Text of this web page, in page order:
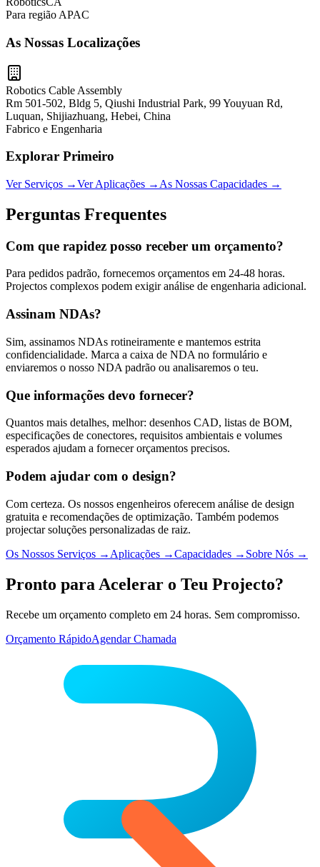
Para região APAC
As Nossas Localizações
Robotics Cable Assembly
Rm 501-502, Bldg 5, Qiushi Industrial Park, 99 Youyuan Rd,
Luquan, Shijiazhuang, Hebei, China
Fabrico e Engenharia
Explorar Primeiro
Ver Serviços →Ver Aplicações → As Nossas Capacidades →
Perguntas Frequentes
Com que rapidez posso receber um orçamento?
Para pedidos padrão, fornecemos orçamentos em 24-48 horas.
Projectos complexos podem exigir análise de engenharia adicional.
Assinam NDAs?
Sim, assinamos NDAs rotineiramente e mantemos estrita
confidencialidade. Marca a caixa de NDA no formulário e
enviaremos o nosso NDA padrão ou analisaremos o teu.
Que informações devo fornecer?
Quantos mais detalhes, melhor: desenhos CAD, listas de BOM,
especificações de conectores, requisitos ambientais e volumes
esperados ajudam a fornecer orçamentos precisos.
Podem ajudar com o design?
Com certeza. Os nossos engenheiros oferecem análise de design
gratuita e recomendações de optimização. Também podemos
projectar soluções personalizadas de raiz.
Os Nossos Serviços → Aplicações →Capacidades → Sobre Nós →
Pronto para Acelerar o Teu Projecto?
Recebe um orçamento completo em 24 horas. Sem compromisso.
Orçamento RápidoAgendar Chamada